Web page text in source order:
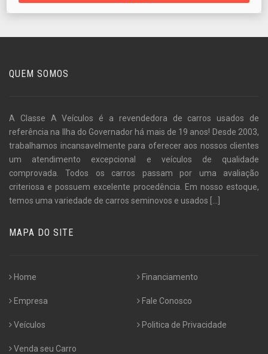
QUEM SOMOS
A Classe A Veículos é a revendedora de carros usados de
referência na Ilha do Governador há mais de 19 anos! Desde 2003,
trabalhamos incansavelmente para oferecer aos nossos clientes
um atendimento excepcional e veículos de qualidade
comprovada. Todos os carros passam por uma avaliação
criteriosa e possuem excelente procedência. Em nosso estoque,
temos uma variedade de carros seminovos e usados
MAPA DO SITE
Home
Empresa
Veículos
Venda seu Carro
Financiamento
Fale Conosco
Politica de Privacidade